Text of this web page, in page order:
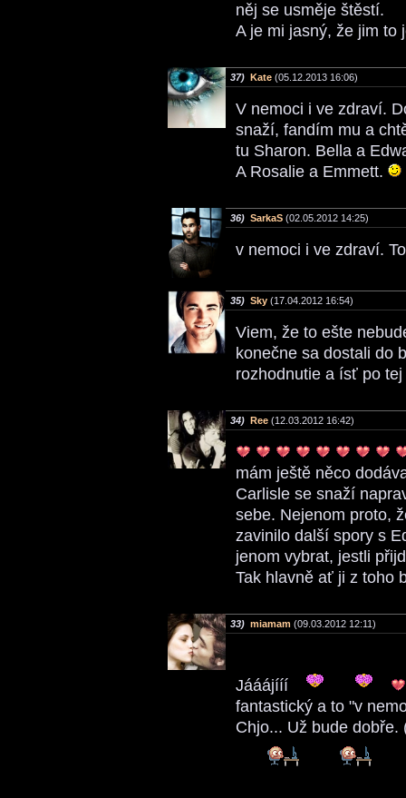
něj se usměje štěstí.
A je mi jasný, že jim
37) Kate (05.12.2013 16:06)
V nemoci i ve zdraví.
snaží, fandím mu a
tu Sharon. Bella a
A Rosalie a Emmett.
36) SarkaS (02.05.2012 14:25)
v nemoci i ve zdraví.
35) Sky (17.04.2012 16:54)
Viem, že to ešte
konečne sa dostali do
rozhodnutie a ísť po
34) Ree (12.03.2012 16:42)
mám ještě něco
Carlisle se snaží
sebe. Nejenom proto,
zavinilo další spory s
jenom vybrat, jestli
Tak hlavně ať ji z toho
33) miamam (09.03.2012 12:11)
Jááájííí
fantastický a to "v
Chjo... Už bude dobře.